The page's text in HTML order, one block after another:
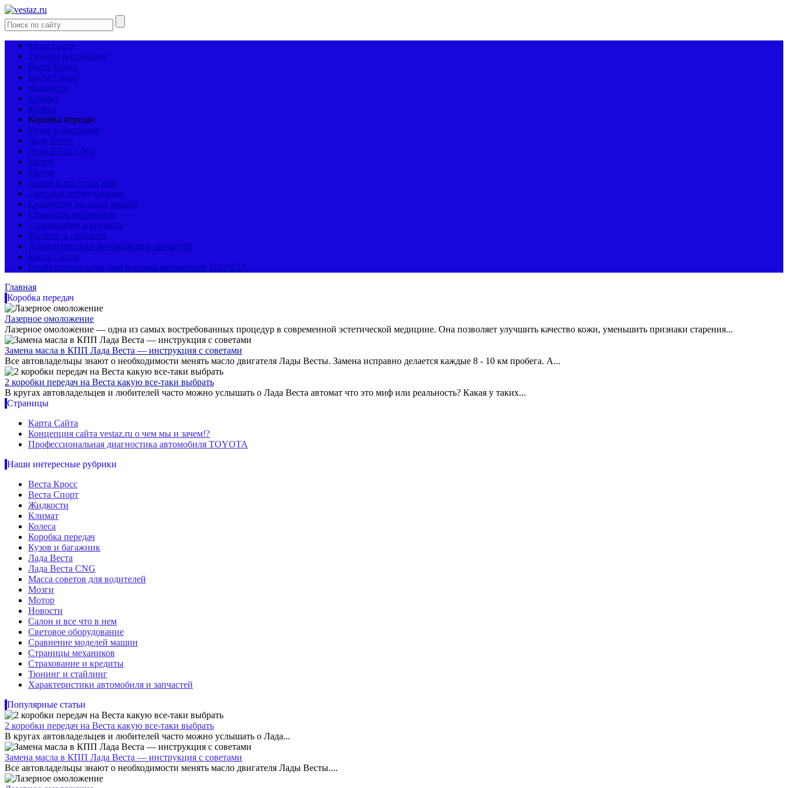
карта сайта
Тюнинг и стайлинг
Веста Кросс
Веста Спорт
Жидкости
Климат
Колеса
Коробка передач
Кузов и багажник
Лада Веста
Лада Веста CNG
Мозги
Мотор
Салон и все что в нем
Световое оборудование
Сравнение моделей машин
Страницы механиков
Страхование и кредиты
Тюнинг и стайлинг
Характеристики автомобиля и запчастей
Карта Сайта
Профессиональная диагностика автомобиля TOYOTA
Главная
Коробка передач
Лазерное омоложение
Лазерное омоложение — одна из самых востребованных процедур в современной эстетической медицине. Она позволяет улучшить качество кожи, уменьшить признаки старения...
Замена масла в КПП Лада Веста — инструкция с советами
Все автовладельцы знают о необходимости менять масло двигателя Лады Весты. Замена исправно делается каждые 8 - 10 км пробега. А...
2 коробки передач на Веста какую все-таки выбрать
В кругах автовладельцев и любителей часто можно услышать о Лада Веста автомат что это миф или реальность? Какая у таких...
Страницы
Карта Сайта
Концепция сайта vestaz.ru о чем мы и зачем!?
Профессиональная диагностика автомобиля TOYOTA
Наши интересные рубрики
Веста Кросс
Веста Спорт
Жидкости
Климат
Колеса
Коробка передач
Кузов и багажник
Лада Веста
Лада Веста CNG
Масса советов для водителей
Мозги
Мотор
Новости
Салон и все что в нем
Световое оборудование
Сравнение моделей машин
Страницы механиков
Страхование и кредиты
Тюнинг и стайлинг
Характеристики автомобиля и запчастей
Популярные статьи
2 коробки передач на Веста какую все-таки выбрать
В кругах автовладельцев и любителей часто можно услышать о Лада...
Замена масла в КПП Лада Веста — инструкция с советами
Все автовладельцы знают о необходимости менять масло двигателя Лады Весты....